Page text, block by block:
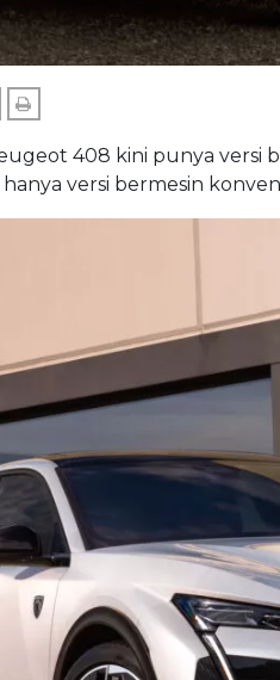
COMMENTS
408 kini punya
versi bermesin